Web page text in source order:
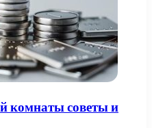
комнаты советы и